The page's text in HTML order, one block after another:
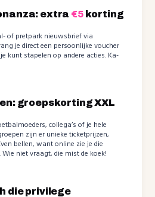
extra €5korting
of pretpark nieuwsbrief via
je direct een persoonlijke voucher
kunt stapelen op andere acties. Ka-
groepskorting XXL
collega’s of je hele
zijn er unieke ticketprijzen,
bellen, want online zie je die
niet vraagt, die mist de koek!
die privilege